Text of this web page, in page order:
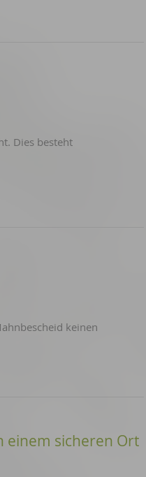
Dies besteht
keinen
einem sicheren Ort